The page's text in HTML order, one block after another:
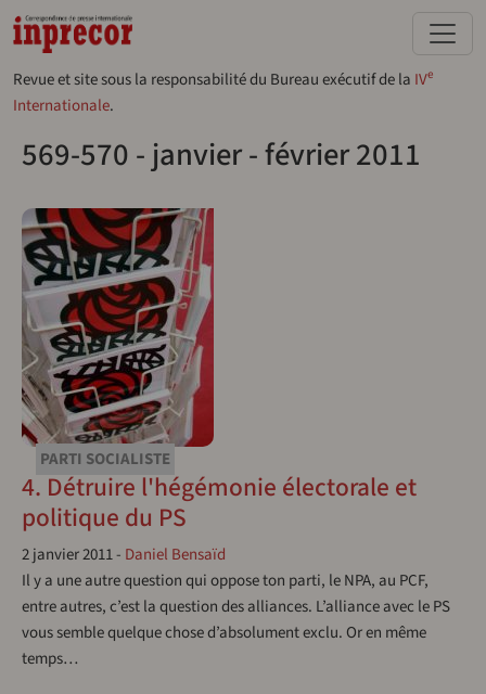
Aller au contenu principal
Revue et site sous la responsabilité du Bureau exécutif de la IVe
Internationale.
569-570 - janvier - février 2011
PARTI SOCIALISTE
4. Détruire l'hégémonie électorale et
politique du PS
2 janvier 2011- Daniel Bensaïd
Il y a une autre question qui oppose ton parti, le NPA, au PCF,
entre autres, c’est la question des alliances. L’alliance avec le PS
vous semble quelque chose d’absolument exclu. Or en même
temps…